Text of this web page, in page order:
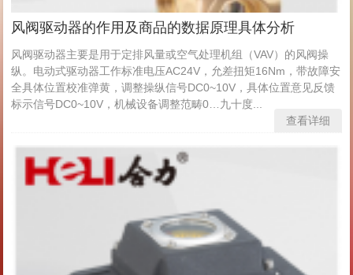
风阀驱动器的作用及商品的数据原理具体分析
风阀驱动器主要是用于定排风量或空气处理机组（VAV）的风阀操
纵。电动式驱动器工作标准电压AC24V，允差扭矩16Nm，带故障安
全具体位置校准弹黄，调整操纵信号DC0~10V，具体位置意见反馈
标示信号DC0~10V，机械设备调整范畴0…九十度...
查看详细